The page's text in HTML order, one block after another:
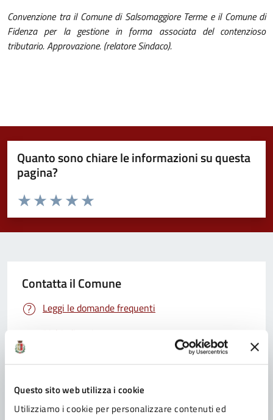
Questo sito web utilizza i cookie
Utilizziamo i cookie per personalizzare contenuti ed
Convenzione tra il Comune di Salsomaggiore Terme e il Comune di
Fidenza per la gestione in forma associata del contenzioso
tributario. Approvazione. (relatore Sindaco).
Quanto sono chiare le informazioni su questa
pagina?
Valuta da 1 a 5 stelle la pagina
Valuta 5 stelle su 5
Valuta 4 stelle su 5
Valuta 3 stelle su 5
Valuta 2 stelle su 5
Valuta 1 stelle su 5
Contatta il Comune
Leggi le domande frequenti
Richiedi assistenza
Problemi in città
Segnala disservizio